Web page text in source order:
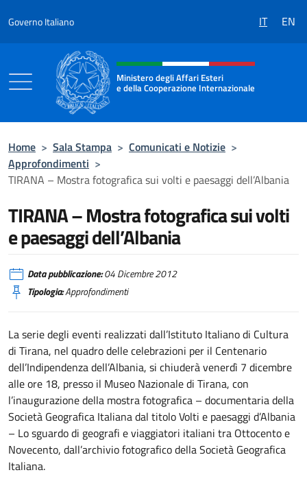
Governo Italiano IT EN
Intestazione sito, social e menù
Ministero degli Affari Esteri
e della Cooperazione Internazionale
Home > Sala Stampa > Comunicati e Notizie >
Approfondimenti >
TIRANA – Mostra fotografica sui volti e paesaggi dell’Albania
TIRANA – Mostra fotografica sui volti
e paesaggi dell’Albania
Data pubblicazione:04 Dicembre 2012
Tipologia:Approfondimenti
La serie degli eventi realizzati dall’Istituto Italiano di Cultura
di Tirana, nel quadro delle celebrazioni per il Centenario
dell’Indipendenza dell’Albania, si chiuderà venerdì 7 dicembre
alle ore 18, presso il Museo Nazionale di Tirana, con
l’inaugurazione della mostra fotografica – documentaria della
Società Geografica Italiana dal titolo Volti e paesaggi d’Albania
– Lo sguardo di geografi e viaggiatori italiani tra Ottocento e
Novecento, dall’archivio fotografico della Società Geografica
Italiana.